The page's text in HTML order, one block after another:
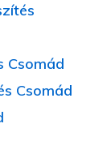
Csomád
Csomád